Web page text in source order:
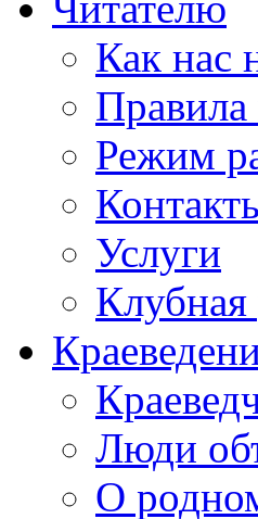
Как нас
Правила
Режим
Услуги
Клубная
Люди
О